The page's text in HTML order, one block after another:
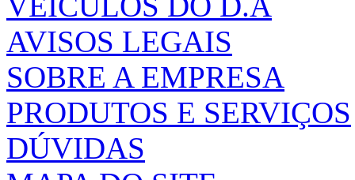
AVISOS LEGAIS
SOBRE A EMPRESA
PRODUTOS E SERVIÇOS
DÚVIDAS